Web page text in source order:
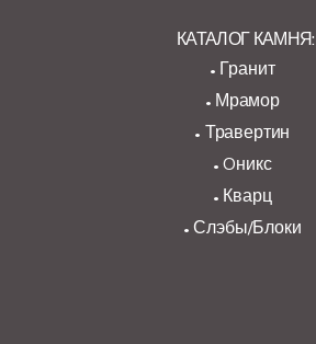
КАТАЛОГ КАМНЯ:
Гранит
Мрамор
Травертин
Oникс
Кварц
Слэбы/Блоки